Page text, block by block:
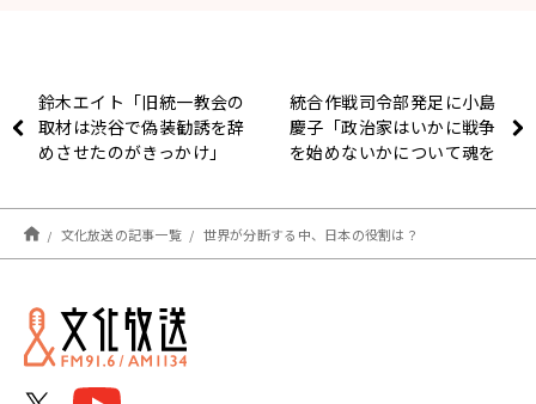
鈴木エイト「旧統一教会の
取材は渋谷で偽装勧誘を辞
めさせたのがきっかけ」
統合作戦司令部発足に小島
慶子「政治家はいかに戦争
を始めないかについて魂を
文化放送の記事一覧 世界が分断する中、日本の役割は？